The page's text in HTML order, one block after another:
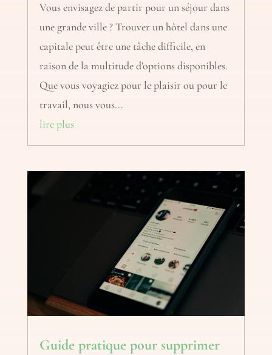
Vous envisagez de partir pour un séjour dans
une grande ville ? Trouver un hôtel dans une
capitale peut être une tâche difficile, en
raison de la multitude d'options disponibles.
Que vous voyagiez pour le plaisir ou pour le
travail, nous vous...
lire plus
Guide pratique pour supprimer